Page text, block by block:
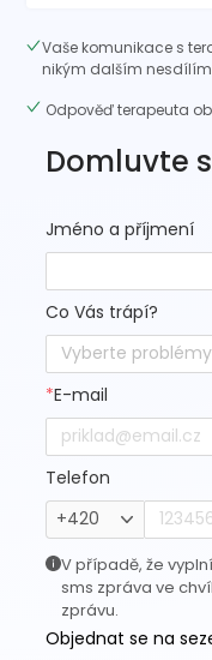
Vaše komunikace s
nikým dalším
Odpověď terapeuta
Domluvte
Jméno a příjmení
Co Vás trápí?
Vyberte problémy
*E-mail
Telefon
+420
V případě, že
sms zpráva ve
zprávu.
Objednat se na